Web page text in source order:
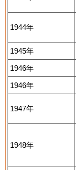
1944年
1945年
1946年
1946年
1947年
1948年